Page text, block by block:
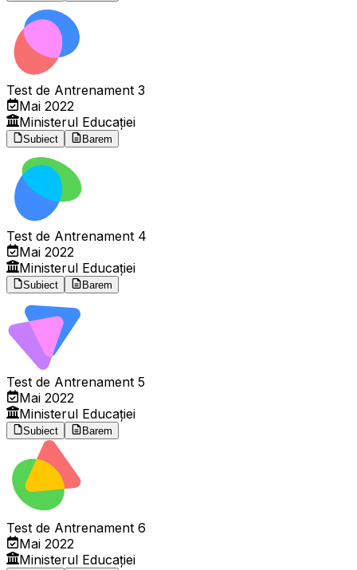
Test de Antrenament 3
Mai 2022
Ministerul Educației
Subiect Barem
Test de Antrenament 4
Mai 2022
Ministerul Educației
Subiect Barem
Test de Antrenament 5
Mai 2022
Ministerul Educației
Subiect Barem
Test de Antrenament 6
Mai 2022
Ministerul Educației